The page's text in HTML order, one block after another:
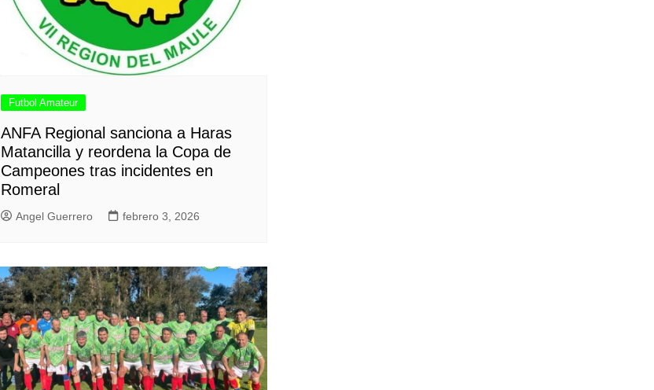
Futbol Amateur
ANFA Regional sanciona a Haras
Matancilla y reordena la Copa de
Campeones tras incidentes en
Romeral
Angel Guerrero febrero 3, 2026